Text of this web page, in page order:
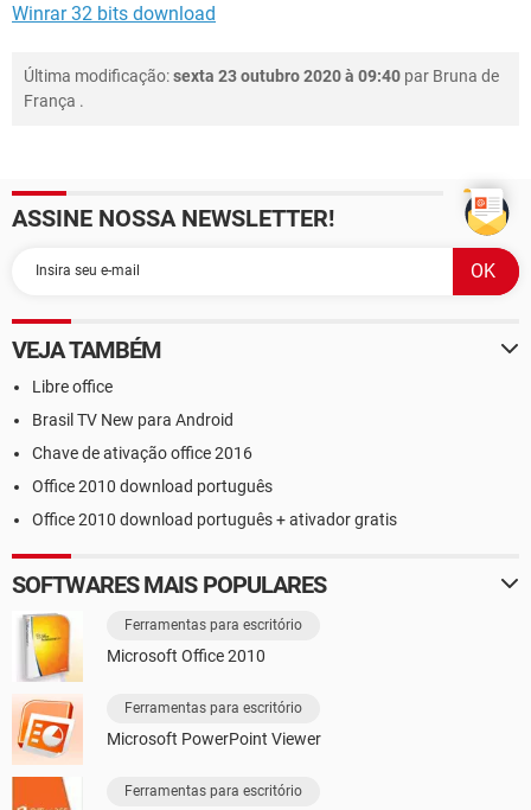
Winrar 32 bits download
Última modificação:sexta 23 outubro 2020 à 09:40 par Bruna de
França .
ASSINE NOSSA NEWSLETTER!
VEJA TAMBÉM
Libre office
Brasil TV New para Android
Chave de ativação office 2016
Office 2010 download português
Office 2010 download português + ativador gratis
SOFTWARES MAIS POPULARES
Ferramentas para escritório
Microsoft Office 2010
Ferramentas para escritório
Microsoft PowerPoint Viewer
Ferramentas para escritório